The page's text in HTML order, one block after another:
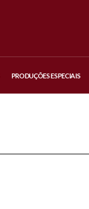
PRODUÇÕES ESPECIAIS